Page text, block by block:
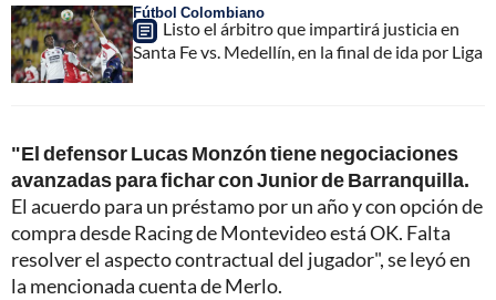
Fútbol Colombiano
Listo el árbitro que impartirá justicia en
Santa Fe vs. Medellín, en la final de ida por Liga
"El defensor Lucas Monzón tiene negociaciones
avanzadas para fichar con Junior de Barranquilla.
El acuerdo para un préstamo por un año y con opción de
compra desde Racing de Montevideo está OK. Falta
resolver el aspecto contractual del jugador", se leyó en
la mencionada cuenta de Merlo.